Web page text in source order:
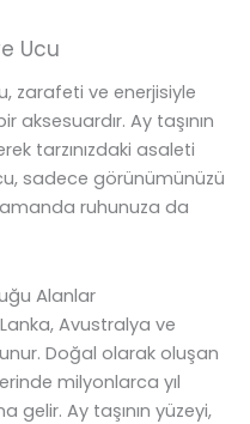
Ucu
zarafeti ve enerjisiyle
aksesuardır. Ay taşının
tarzınızdaki asaleti
sadece görünümünüzü
ruhunuza da
Alanlar
Avustralya ve
Doğal olarak oluşan
milyonlarca yıl
gelir. Ay taşının yüzeyi,